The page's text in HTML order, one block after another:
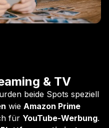
& TV
beide Spots speziell
wie Amazon Prime
für YouTube-Werbung.